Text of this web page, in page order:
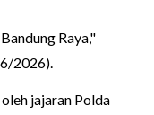
Raya,"
2026).
jajaran Polda